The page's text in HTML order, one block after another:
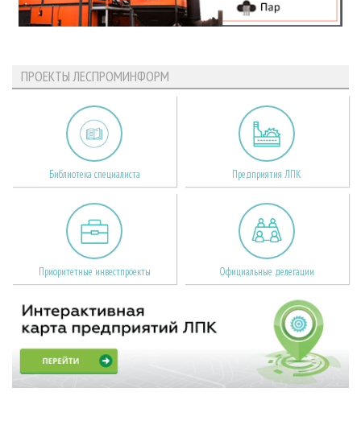
ПРОЕКТЫ ЛЕСПРОМИНФОРМ
Библиотека специалиста Предприятия ЛПК
Приоритетные инвестпроекты Официальные делегации